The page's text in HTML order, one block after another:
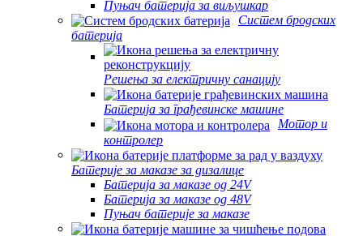
Пуњач батерија за виљушкар
Систем бродских
батерија
Решења за електричну санацију
Батерија за грађевинске машине
Мотор и
контролер
Батерије за маказе за дизалице
Батерија за маказе од 24V
Батерија за маказе од 48V
Пуњач батерије за маказе